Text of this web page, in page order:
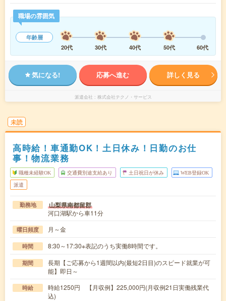
職場の雰囲気
年齢層
20代
30代 40代 50代 60代
気になる! 応募へ進む 詳しく見る
派遣会社 株式会社テクノ・サービス
未読
高時給！車通勤OK！土日休み！日勤のお仕
事！物流業務
職種未経験OK 交通費別途支給あり 土日祝日が休み WEB登録OK
派遣
勤務地 山梨県南都留郡
河口湖駅から車11分
曜日頻度 月～金
時間 8:30～17:30※表記のうち実働8時間です。
期間
長期【ご応募から1週間以内(最短2日目)のスピード就業が可
能】即日～
時給
時給1250円 【月収例】225,000円(月収例21日実働残業代
込)